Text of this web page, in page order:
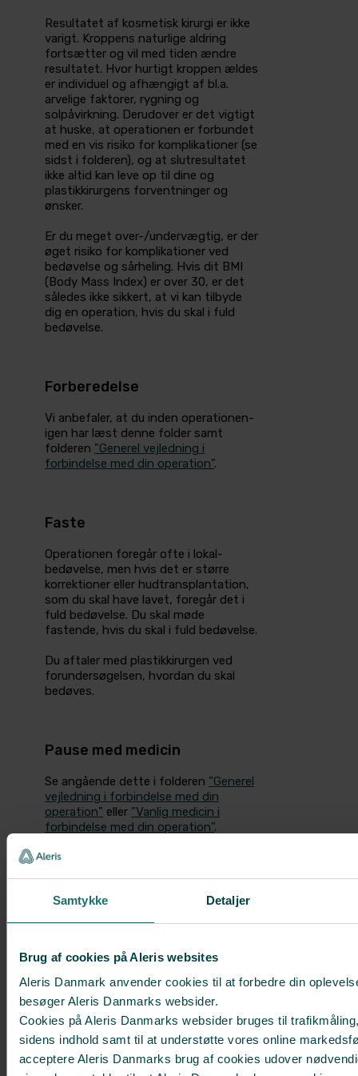
Samtykke Detaljer
Brug af cookies på Aleris websites
Aleris Danmark anvender cookies til at forbedre din
besøger Aleris Danmarks websider.
Cookies på Aleris Danmarks websider bruges til
sidens indhold samt til at understøtte vores online
acceptere Aleris Danmarks brug af cookies udover
Resultatet af kosmetisk kirurgi er ikke
varigt. Kroppens naturlige aldring
fortsætter og vil med tiden ændre
resultatet­. Hvor hurtigt kroppen ældes
er individuel og afhængigt af bl.a.
arvelige faktorer, rygning og
solpåvirkning. Derudover er det vigtigt
at huske, at operationen er forbundet
med en vis risiko for komplikationer (se
sidst i folderen), og at slutresultatet
ikke altid kan leve op til dine og
plastikkirurgens forventninger og
ønsker.
Er du meget over-/undervægtig, er der
øget risiko for komplikationer ved
bedøvelse og sårheling. Hvis dit BMI
(Body Mass Index) er over 30, er det
således ikke sikkert, at vi kan tilbyde
dig en operation, hvis du skal i fuld
bedøvelse.
Forberedelse
Vi anbefaler, at du inden operationen­
igen har læst denne folder samt
folderen­ ”Generel vejledning i
forbindelse­ med din operation”.
Faste
Operationen foregår ofte i lokal­
bedøvelse, men hvis det er større
korrektioner eller hudtransplantation,
som du skal have lavet, foregår det i
fuld bedøvelse. Du skal møde
fastende, hvis du skal i fuld bedøvelse.
Du aftaler med plastikkirurgen ved
forundersøgelsen, hvordan du skal
bedøves.
Pause med medicin
Se angående dette i folderen ”Generel
vejledning i forbindelse­ med din
operation” eller ”Vanlig medicin i
forbindelse med din operation”.
bedre heling af huden i efterforløbet.
Det kan fx fugtgivende cremer bidrage
til.
Se også